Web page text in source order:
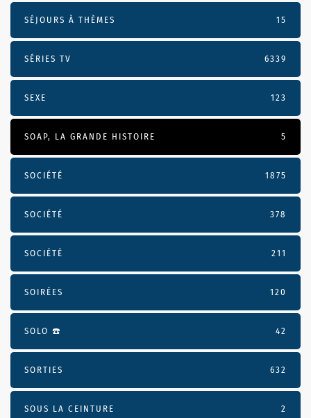
SÉJOURS À THÈMES 15
SÉRIES TV 6339
SEXE 123
SOAP, LA GRANDE HISTOIRE 5
SOCIÉTÉ 1875
SOCIÉTÉ 378
SOCIÉTÉ 211
SOIRÉES 120
SOLO ☎️ 42
SORTIES 632
SOUS LA CEINTURE 2